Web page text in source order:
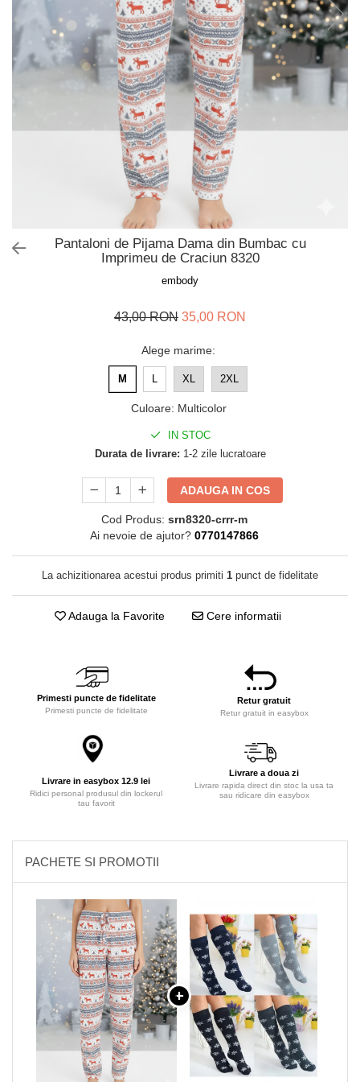
Rochii de plaja
Sort baie barbati
Pijamale bebelusi
Pijamale salopeta copii
Pijamale cocolino copii
Pijamale bumbac copii
Pijamale cocolino cuplu
Pantaloni de Pijama Dama din Bumbac cu
Imprimeu de Craciun 8320
embody
43,00 RON 35,00 RON
Alege marime:
M L XL 2XL
Culoare: Multicolor
IN STOC
Durata de livrare: 1-2 zile lucratoare
ADAUGA IN COS
Cod Produs: srn8320-crrr-m
Ai nevoie de ajutor? 0770147866
La achizitionarea acestui produs primiti 1 punct de fidelitate
Adauga la Favorite Cere informatii
Primesti puncte de fidelitate
Primesti puncte de fidelitate
Retur gratuit
Retur gratuit in easybox
Livrare in easybox 12.9 lei
Ridici personal produsul din lockerul
tau favorit
Livrare a doua zi
Livrare rapida direct din stoc la usa ta
sau ridicare din easybox
PACHETE SI PROMOTII